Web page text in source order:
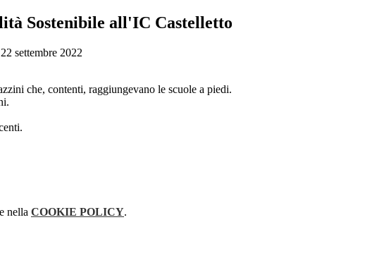
Sostenibile all'IC Castelletto
settembre 2022
che, contenti, raggiungevano le scuole a piedi.
nella COOKIE POLICY.